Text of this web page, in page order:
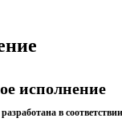
исполнение
в